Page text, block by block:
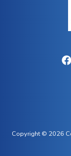
Copyright © 2026